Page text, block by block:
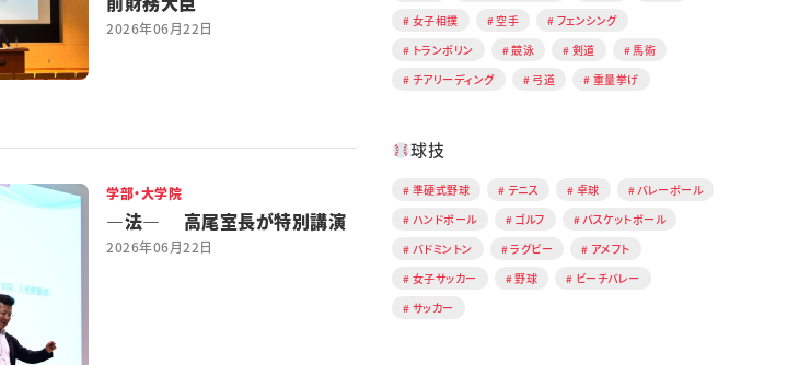
2026年06月22日
学部・大学院
―法― 高尾室長が特別講演
2026年06月22日
女子相撲
空手
フェンシング
トランポリン
競泳 剣道
馬術
チアリーディング
弓道 重量挙げ
球技
準硬式野球 テニス 卓球
バレーボール
ハンドボール
ゴルフ
バスケットボール
バドミントン
ラグビー
アメフト
女子サッカー
野球
ビーチバレー
サッカー